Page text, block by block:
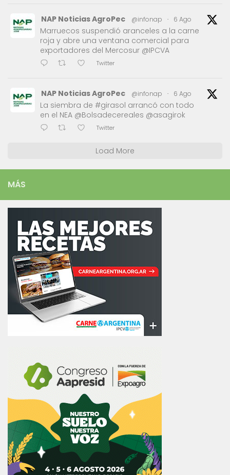
NAP Noticias AgroPec @infonap · 6 Ago
Marruecos suspendió aranceles a la carne
roja y abre una ventana comercial para
exportadores del Mercosur @IPCVA
Twitter
NAP Noticias AgroPec @infonap · 6 Ago
La siembra de #girasol arrancó con todo
en el NEA @Bolsadecereales @asagirok
Twitter
Load More
MÁS